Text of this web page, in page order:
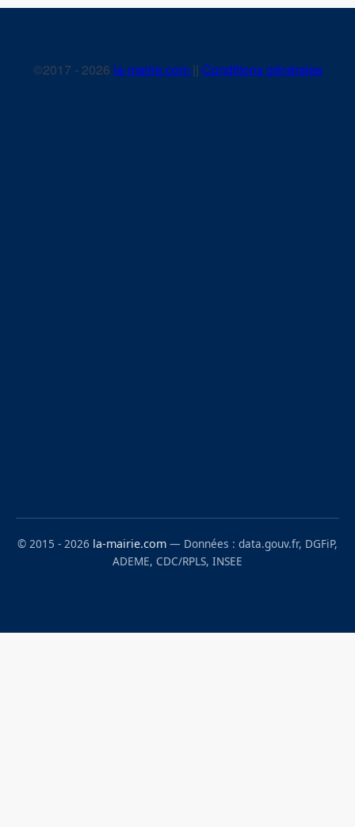
©2017 - 2026 la-mairie.com || Conditions générales
© 2015 - 2026 la-mairie.com — Données : data.gouv.fr, DGFiP,
ADEME, CDC/RPLS, INSEE